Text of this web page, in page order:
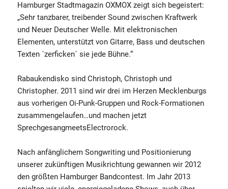
Hamburger Stadtmagazin OXMOX zeigt sich begeistert:
„Sehr tanzbarer, treibender Sound zwischen Kraftwerk
und Neuer Deutscher Welle. Mit elektronischen
Elementen, unterstützt von Gitarre, Bass und deutschen
Texten ´zerficken´ sie jede Bühne.“
Rabaukendisko sind Christoph, Christoph und
Christopher. 2011 sind wir drei im Herzen Mecklenburgs
aus vorherigen Oi-Punk-Gruppen und Rock-Formationen
zusammengelaufen…und machen jetzt
SprechgesangmeetsElectrorock.
Nach anfänglichem Songwriting und Positionierung
unserer zukünftigen Musikrichtung gewannen wir 2012
den größten Hamburger Bandcontest. Im Jahr 2013